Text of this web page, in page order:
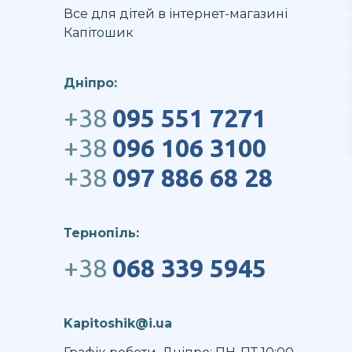
Все для дітей в інтернет-магазині
Капітошик
Дніпро:
+38 095 551 7271
+38 096 106 3100
+38 097 886 68 28
Тернопіль:
+38 068 339 5945
Kapitoshik@i.ua